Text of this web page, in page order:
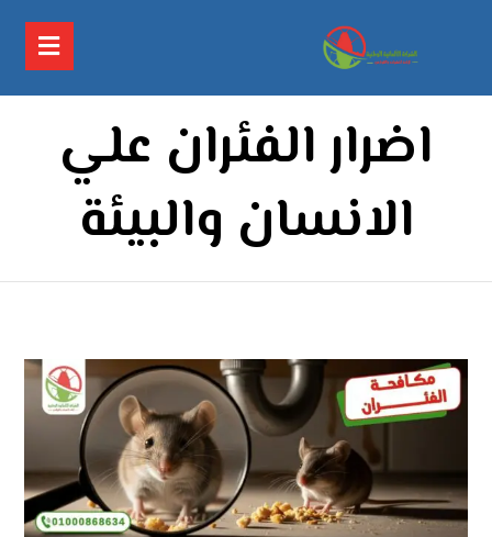
اضرار الفئران علي
الانسان والبيئة